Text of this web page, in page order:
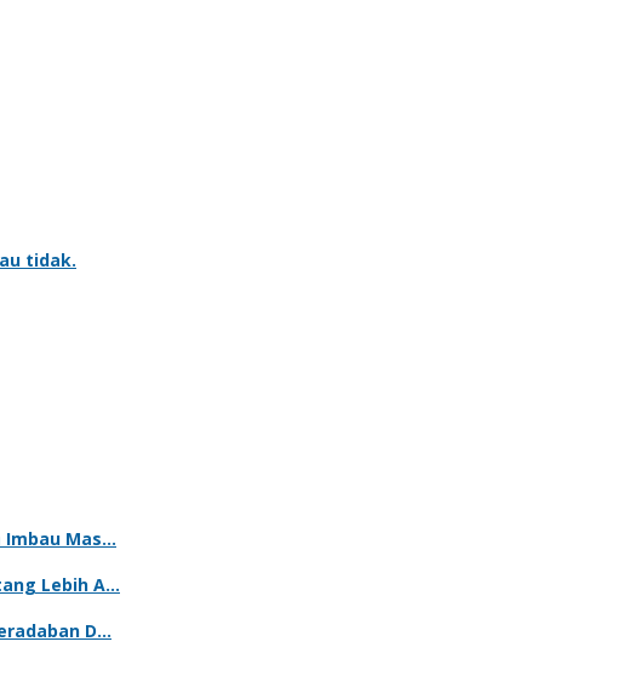
tidak.
Imbau Mas…
Lebih A…
D…